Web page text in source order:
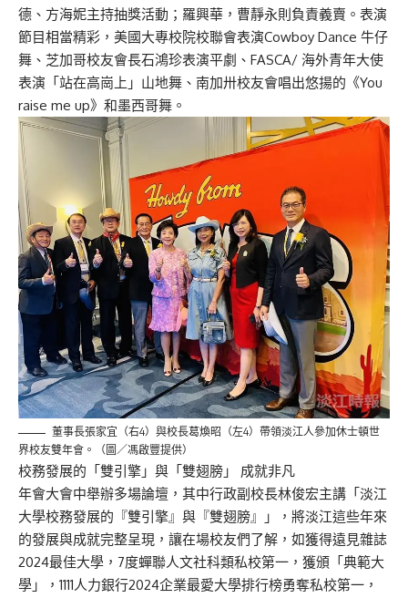
德、方海妮主持抽獎活動；羅興華，曹靜永則負責義賣。表演
節目相當精彩，美國大專校院校聯會表演Cowboy Dance 牛仔
舞、芝加哥校友會長石鴻珍表演平劇、FASCA/ 海外青年大使
表演「站在高崗上」山地舞、南加卅校友會唱出悠揚的《You
raise me up》和墨西哥舞。
董事長張家宜（右4）與校長葛煥昭（左4）帶領淡江人參加休士頓世
界校友雙年會。（圖／馮啟豐提供）
校務發展的「雙引擎」與「雙翅膀」 成就非凡
年會大會中舉辦多場論壇，其中行政副校長林俊宏主講「淡江
大學校務發展的『雙引擎』與『雙翅膀』」，將淡江這些年來
的發展與成就完整呈現，讓在場校友們了解，如獲得遠見雜誌
2024最佳大學，7度蟬聯人文社科類私校第一，獲頒「典範大
學」，1111人力銀行2024企業最愛大學排行榜勇奪私校第一，